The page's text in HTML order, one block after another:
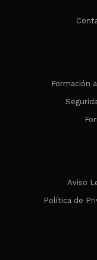
Formación
Aviso
Política de